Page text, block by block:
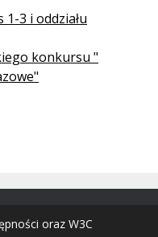
1-3 i oddziału
konkursu "
oraz W3C